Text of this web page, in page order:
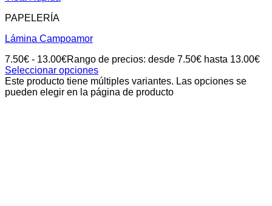
PAPELERÍA
Lámina Campoamor
7.50€ - 13.00€Rango de precios: desde 7.50€ hasta 13.00€
Seleccionar opciones
Este producto tiene múltiples variantes. Las opciones se
pueden elegir en la página de producto